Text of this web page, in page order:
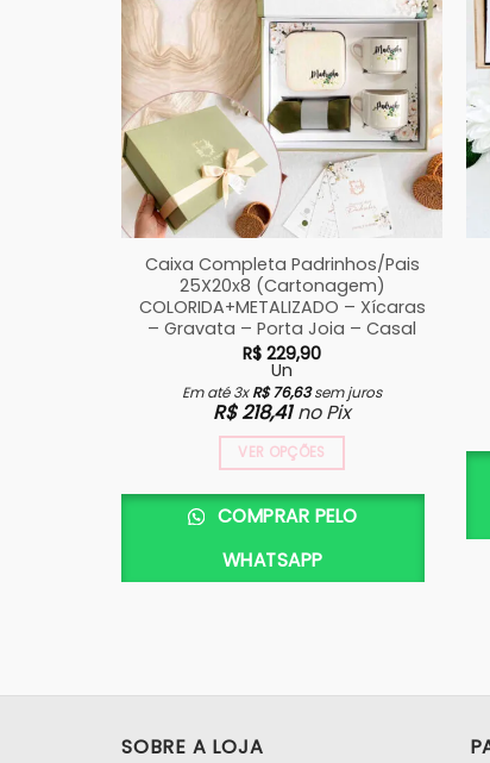
Caixa Completa Padrinhos/Pais
25X20x8 (Cartonagem)
COLORIDA+METALIZADO – Xícaras
– Gravata – Porta Joia – Casal
R$ 229,90
Un
Em até 3xR$76,63sem juros
R$218,41 no Pix
VER OPÇÕES
COMPRAR PELO
WHATSAPP
SOBRE A LOJA